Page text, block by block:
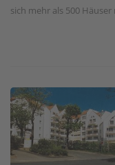
sich mehr als 500